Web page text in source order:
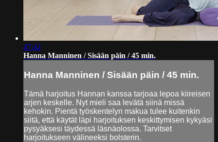
47:42
Hanna Manninen / Sisään päin / 45 min.
Hanna Manninen / Sisään päin / 45 min.
Tämä harjoitus Hannan kanssa tarjoaa lepoa kiireisen
arjen keskelle. Nyt mieli saa levätä siinä missä
kehokin. Pientä työskentelyn makua tulee kuitenkin
siitä, että käytät läpi harjoituksen keskittymisen kykyäsi
pysyäksesi täydessä läsnäolossa. Tarvitset
harjoitukseen välineeksi bolsterin.